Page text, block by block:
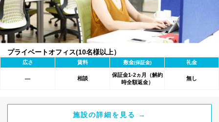
プライベートオフィス(10名様以上）
広さ 賃料 敷金(保証金) 礼金
― 相談
保証金1-2ヵ月（解約
時全額返金）
無し
施設の詳細を見る →